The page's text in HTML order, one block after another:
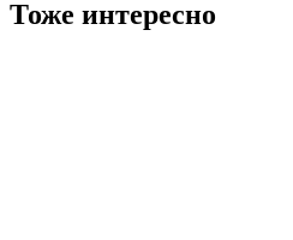
Тоже интересно